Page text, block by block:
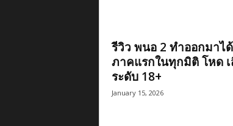
รีวิว พนอ 2 ทำออกมาไ
ภาคแรกในทุกมิติ โหด เ
ระดับ 18+
January 15, 2026